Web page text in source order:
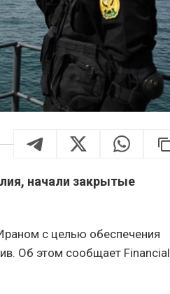
начали закрытые
с целью обеспечения
Об этом сообщает Financial